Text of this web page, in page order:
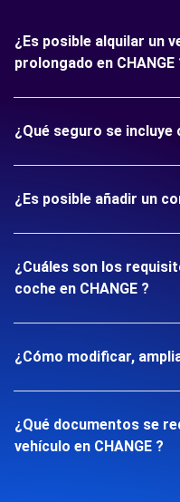
¿Es posible alquilar un
prolongado en CHANGE
¿Qué seguro se incluye
¿Es posible añadir un
¿Cuáles son los
coche en CHANGE ?
¿Cómo modificar,
¿Qué documentos se
vehículo en CHANGE ?